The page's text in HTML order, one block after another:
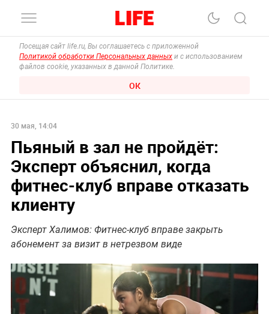
Посещая сайт life.ru, Вы соглашаетесь с приложенной
Политикой обработки Персональных данных и с использованием
файлов cookie, указанных в данной Политике.
ОК
30 мая, 14:04
Пьяный в зал не пройдёт:
Эксперт объяснил, когда
фитнес-клуб вправе отказать
клиенту
Эксперт Халимов: Фитнес-клуб вправе закрыть
абонемент за визит в нетрезвом виде